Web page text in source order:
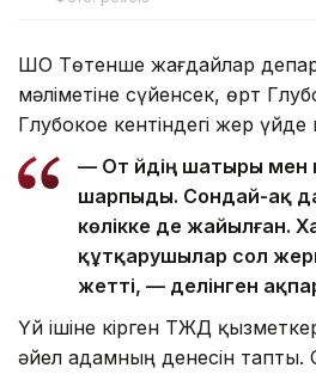
ШҚО Төтенше жағдайлар
мәліметіне сүйенсек, өрт
Глубокое кентіндегі жер
— От үйдің шатыры мен
шарпыды. Сондай-ақ
көлікке де жайылған.
құтқарушылар сол
жетті, — делінген
Үй ішіне кірген ТЖД
әйел адамның денесін тапты.